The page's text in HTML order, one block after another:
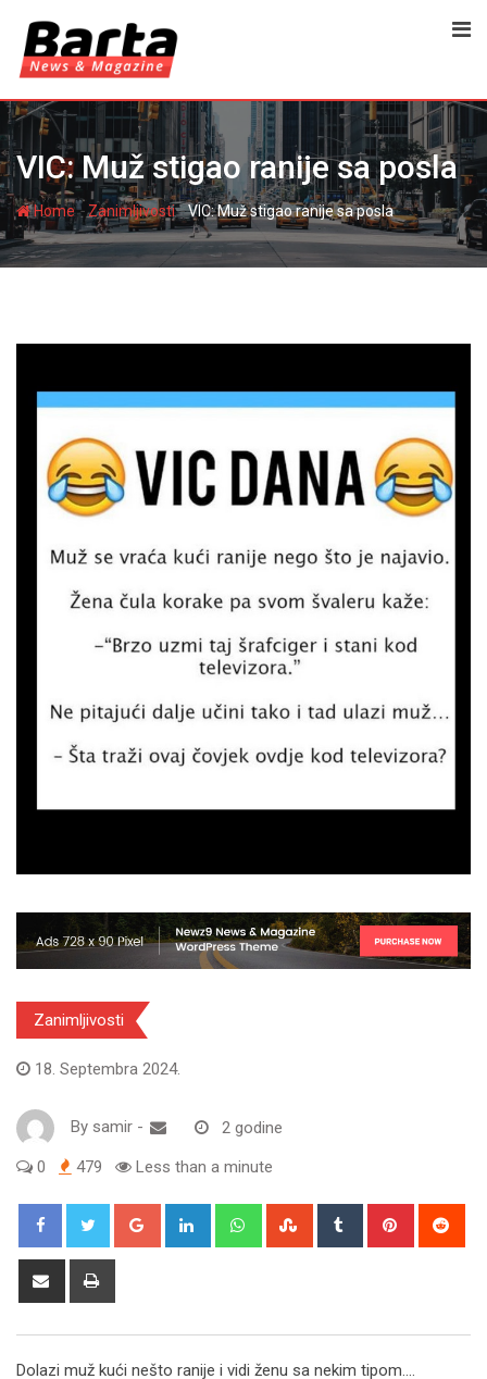
content
VIC: Muž stigao ranije sa posla
Home-Zanimljivosti-VIC: Muž stigao ranije sa posla
Zanimljivosti
18. Septembra 2024.
By samir - 2 godine
0 479 Less than a minute
Google+ LinkedIn WhatsappStumbleUpon
Tumblr Pinterest
Share
Dolazi muž kući nešto ranije i vidi ženu sa nekim tipom….